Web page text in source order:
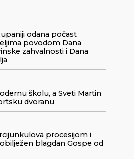
odana počast
povodom Dana
zahvalnosti i Dana
školu, a Sveti Martin
dvoranu
procesijom i
blagdan Gospe od